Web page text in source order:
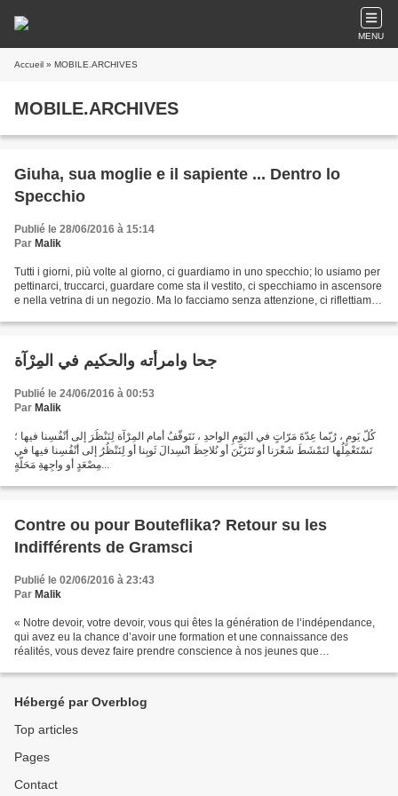
MENU
Accueil » MOBILE.ARCHIVES
MOBILE.ARCHIVES
Giuha, sua moglie e il sapiente ... Dentro lo
Specchio
Publié le 28/06/2016 à 15:14
Par Malik
Tutti i giorni, più volte al giorno, ci guardiamo in uno specchio; lo usiamo per
pettinarci, truccarci, guardare come sta il vestito, ci specchiamo in ascensore
e nella vetrina di un negozio. Ma lo facciamo senza attenzione, ci riflettiamo
جحا وامرأته والحكيم في المِرْآة
Publié le 24/06/2016 à 00:53
Par Malik
كُلَّ يَومٍ ، رُبّما عِدّةَ مَرّاتٍ في اليَومِ الواحدِ ، نَتَوقّفُ أمام المِرْآة لِنَنْظُرَ إلى أنْفُسِنا فيها ؛
نَسْتَعْمِلُها لنَمْشَطَ شَعْرَنا أو نَتَزَيَّنَ أو نُلاحِظَ انْسِدالَ ثَوبِنا أو لِنَنْظُرُ إلى أنْفُسِنا فيها في
مِصْعَدٍ أو واجِهةِ مَحَلّةٍ...
Contre ou pour Bouteflika? Retour su les
Indifférents de Gramsci
Publié le 02/06/2016 à 23:43
Par Malik
« Notre devoir, votre devoir, vous qui êtes la génération de l’indépendance,
qui avez eu la chance d’avoir une formation et une connaissance des
réalités, vous devez faire prendre conscience à nos jeunes que
Hébergé par Overblog
Top articles
Pages
Contact